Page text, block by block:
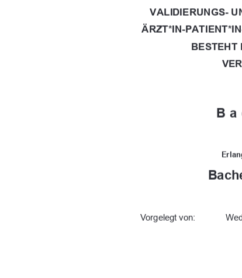
VALIDIERUNGS-
ÄRZT*IN-
BESTEHT
Vorgelegt von: